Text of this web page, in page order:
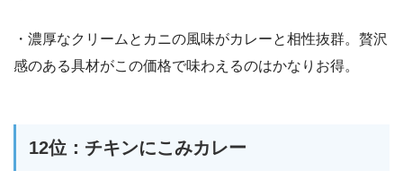
・濃厚なクリームとカニの風味がカレーと相性抜群。贅沢
感のある具材がこの価格で味わえるのはかなりお得。
12位：チキンにこみカレー